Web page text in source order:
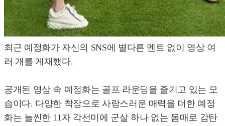
최근 예정화가 자신의 SNS에 별다른 멘트 없이 영상 여
러 개를 게재했다.
공개된 영상 속 예정화는 골프 라운딩을 즐기고 있는 모
습이다. 다양한 착장으로 사랑스러운 매력을 더한 예정
화는 늘씬한 11자 각선미에 군살 하나 없는 몸매로 감탄